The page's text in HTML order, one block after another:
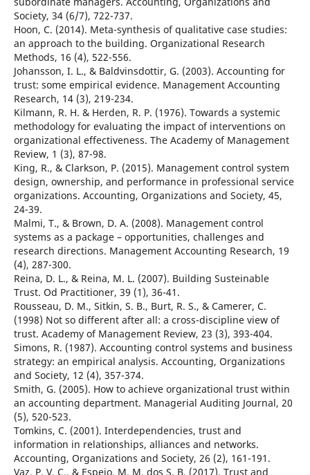
Society, 34 (6/7), 722-737.
Hoon, C. (2014). Meta-synthesis of qualitative case studies:
an approach to the building. Organizational Research
Methods, 16 (4), 522-556.
Johansson, I. L., & Baldvinsdottir, G. (2003). Accounting for
trust: some empirical evidence. Management Accounting
Research, 14 (3), 219-234.
Kilmann, R. H. & Herden, R. P. (1976). Towards a systemic
methodology for evaluating the impact of interventions on
organizational effectiveness. The Academy of Management
Review, 1 (3), 87-98.
King, R., & Clarkson, P. (2015). Management control system
design, ownership, and performance in professional service
organizations. Accounting, Organizations and Society, 45,
24-39.
Malmi, T., & Brown, D. A. (2008). Management control
systems as a package – opportunities, challenges and
research directions. Management Accounting Research, 19
(4), 287-300.
Reina, D. L., & Reina, M. L. (2007). Building Susteinable
Trust. Od Practitioner, 39 (1), 36-41.
Rousseau, D. M., Sitkin, S. B., Burt, R. S., & Camerer, C.
(1998) Not so different after all: a cross-discipline view of
trust. Academy of Management Review, 23 (3), 393-404.
Simons, R. (1987). Accounting control systems and business
strategy: an empirical analysis. Accounting, Organizations
and Society, 12 (4), 357-374.
Smith, G. (2005). How to achieve organizational trust within
an accounting department. Managerial Auditing Journal, 20
(5), 520-523.
Tomkins, C. (2001). Interdependencies, trust and
information in relationships, alliances and networks.
Accounting, Organizations and Society, 26 (2), 161-191.
Vaz, P. V. C., & Espejo, M. M. dos S. B. (2017). Trust and